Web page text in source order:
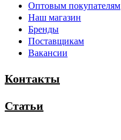
Оптовым покупателям
Наш магазин
Бренды
Поставщикам
Вакансии
Контакты
Статьи